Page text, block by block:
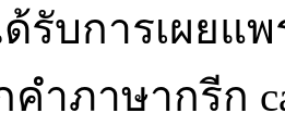
รับการเผยแ
ำภาษากรีก